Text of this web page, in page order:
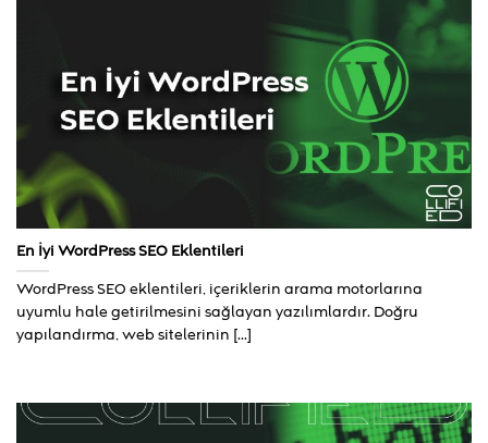
En İyi WordPress SEO Eklentileri
WordPress SEO eklentileri, içeriklerin arama motorlarına
uyumlu hale getirilmesini sağlayan yazılımlardır. Doğru
yapılandırma, web sitelerinin [...]